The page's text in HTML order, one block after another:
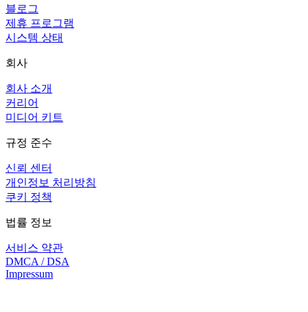
블로그
제휴 프로그램
시스템 상태
회사
회사 소개
커리어
미디어 키트
규정 준수
신뢰 센터
개인정보 처리방침
쿠키 정책
법률 정보
서비스 약관
DMCA / DSA
Impressum